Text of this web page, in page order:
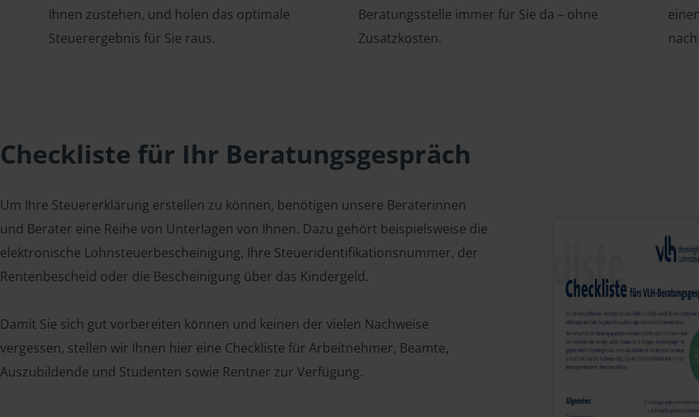
Ihnen zustehen, und holen das optimale
Steuerergebnis für Sie raus.
Beratungsstelle immer für Sie da – ohne
Zusatzkosten.
Checkliste für Ihr Beratungsgespräch
Um Ihre Steuererklärung erstellen zu können, benötigen unsere Beraterinnen
und Berater eine Reihe von Unterlagen von Ihnen. Dazu gehört beispielsweise die
elektronische Lohnsteuerbescheinigung, Ihre Steueridentifikationsnummer, der
Rentenbescheid oder die Bescheinigung über das Kindergeld.
Damit Sie sich gut vorbereiten können und keinen der vielen Nachweise
vergessen, stellen wir Ihnen hier eine Checkliste für Arbeitnehmer, Beamte,
Auszubildende und Studenten sowie Rentner zur Verfügung.